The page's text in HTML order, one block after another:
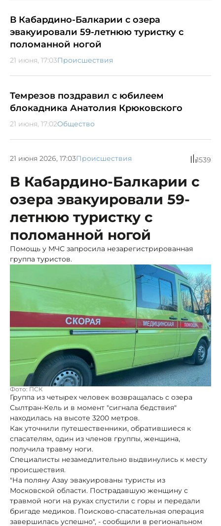
В Кабардино-Балкарии с озера
эвакуировали 59-летнюю туристку с
поломанной ногой
21 июня, 17:03Происшествия
Темрезов поздравил с юбилеем
блокадника Анатолия Крюковского
21 июня, 17:02Общество
21 июня 2026, 17:03Происшествия 1539
В Кабардино-Балкарии с
озера эвакуировали 59-
летнюю туристку с
поломанной ногой
Помощь у МЧС запросила незарегистрированная
группа туристов.
Фото: ПСК
Группа из четырех человек возвращалась с озера
Сылтран-Кель и в момент "сигнала бедствия"
находилась на высоте 3200 метров.
Как уточнили путешественники, обратившиеся к
спасателям, один из членов группы, женщина,
получила травму ноги.
Специалисты незамедлительно выдвинулись к месту
происшествия.
"На поляну Азау эвакуированы туристы из
Московской области. Пострадавшую женщину с
травмой ноги на руках спустили с горы и передали
бригаде медиков. Поисково-спасательная операция
завершилась успешно", - сообщили в региональном